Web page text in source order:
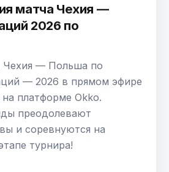
матча Чехия —
2026 по
Чехия — Польша по
— 2026 в прямом эфире
платформе Okko.
преодолевают
и соревнуются на
турнира!